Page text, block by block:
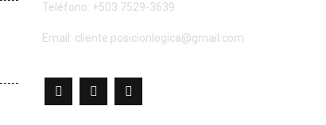
Teléfono: +503 7529-3639
Email: cliente.posicionlogica@gmail.com